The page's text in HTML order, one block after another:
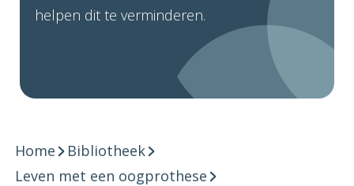
helpen dit te verminderen.
Home
Bibliotheek
Leven met een oogprothese